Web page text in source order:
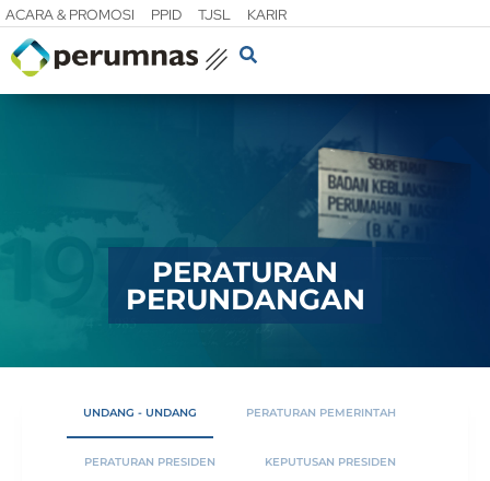
ACARA & PROMOSI PPID TJSL KARIR
PERATURAN
PERUNDANGAN
UNDANG - UNDANG PERATURAN PEMERINTAH
PERATURAN PRESIDEN KEPUTUSAN PRESIDEN